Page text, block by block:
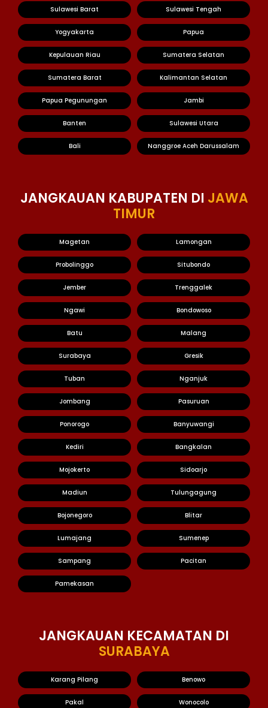
Sulawesi Barat Sulawesi Tengah
Yogyakarta Papua
Kepulauan Riau Sumatera Selatan
Sumatera Barat Kalimantan Selatan
Papua Pegunungan Jambi
Banten Sulawesi Utara
Bali Nanggroe Aceh Darussalam
JANGKAUAN KABUPATEN DI JAWA
TIMUR
Magetan Lamongan
Probolinggo Situbondo
Jember Trenggalek
Ngawi Bondowoso
Batu Malang
Surabaya Gresik
Tuban Nganjuk
Jombang Pasuruan
Ponorogo Banyuwangi
Kediri Bangkalan
Mojokerto Sidoarjo
Madiun Tulungagung
Bojonegoro Blitar
Lumajang Sumenep
Sampang Pacitan
Pamekasan
JANGKAUAN KECAMATAN DI
SURABAYA
Karang Pilang Benowo
Pakal Wonocolo